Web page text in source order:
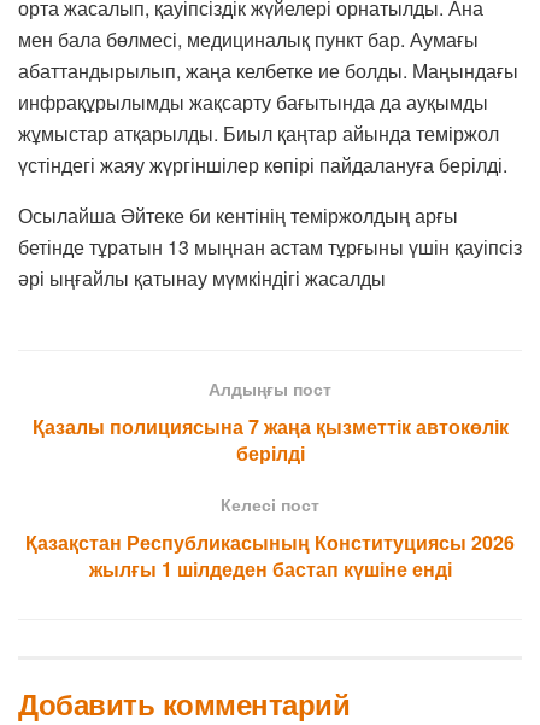
орта жасалып, қауіпсіздік жүйелері орнатылды. Ана
мен бала бөлмесі, медициналық пункт бар. Аумағы
абаттандырылып, жаңа келбетке ие болды. Маңындағы
инфрақұрылымды жақсарту бағытында да ауқымды
жұмыстар атқарылды. Биыл қаңтар айында теміржол
үстіндегі жаяу жүргіншілер көпірі пайдалануға берілді.
Осылайша Әйтеке би кентінің теміржолдың арғы
бетінде тұратын 13 мыңнан астам тұрғыны үшін қауіпсіз
әрі ыңғайлы қатынау мүмкіндігі жасалды
Алдыңғы пост
Қазалы полициясына 7 жаңа қызметтік автокөлік
берілді
Келесі пост
Қазақстан Республикасының Конституциясы 2026
жылғы 1 шілдеден бастап күшіне енді
Добавить комментарий